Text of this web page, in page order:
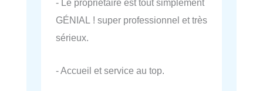
- Le propriétaire est tout simplement
GÉNIAL ! super professionnel et très
sérieux.
- Accueil et service au top.